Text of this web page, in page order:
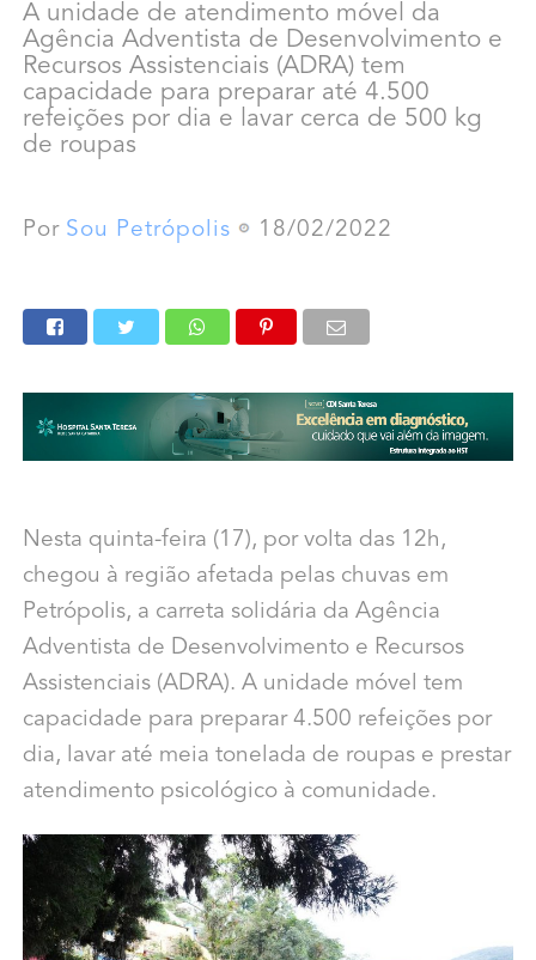
A unidade de atendimento móvel da
Agência Adventista de Desenvolvimento e
Recursos Assistenciais (ADRA) tem
capacidade para preparar até 4.500
refeições por dia e lavar cerca de 500 kg
de roupas
Por Sou Petrópolis 18/02/2022
Nesta quinta-feira (17), por volta das 12h,
chegou à região afetada pelas chuvas em
Petrópolis, a carreta solidária da Agência
Adventista de Desenvolvimento e Recursos
Assistenciais (ADRA). A unidade móvel tem
capacidade para preparar 4.500 refeições por
dia, lavar até meia tonelada de roupas e prestar
atendimento psicológico à comunidade.